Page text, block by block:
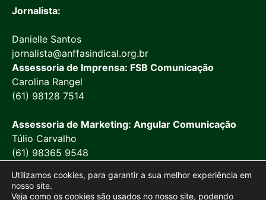
Jornalista:
Danielle Santos
jornalista@anffasindical.org.br
Assessoria de Imprensa: FSB Comunicação
Carolina Rangel
(61) 98128 7514
Assessoria de Marketing: Angular Comunicação
Túlio Carvalho
(61) 98365 9548
Utilizamos cookies, para garantir a sua melhor experiência em
nosso site.
Veja como os cookies são usados no nosso site, podendo